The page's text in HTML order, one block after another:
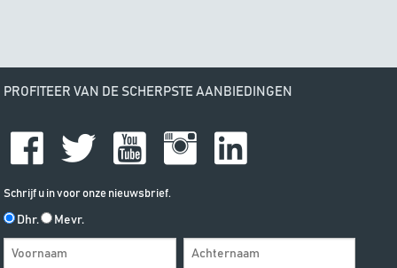
PROFITEER VAN DE SCHERPSTE AANBIEDINGEN
Schrijf u in voor onze nieuwsbrief.
Dhr. Mevr.